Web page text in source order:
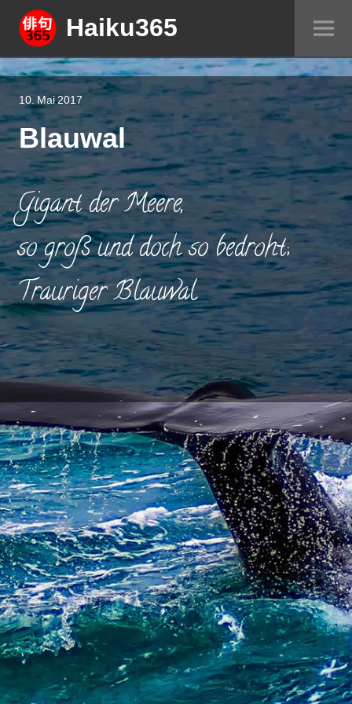
Springe
zum
Inhalt
Haiku365
10. Mai 2017
Blauwal
Gigant der Meere,
so groß und doch so bedroht;
Trauriger Blauwal.